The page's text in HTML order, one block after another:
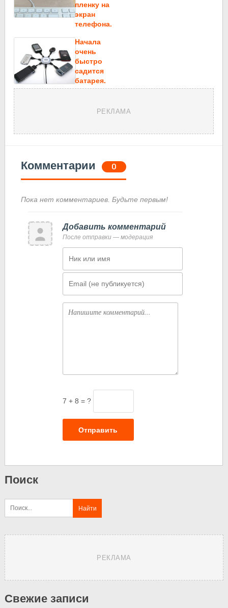
пленку на
экран
телефона.
Начала
очень
быстро
садится
батарея.
РЕКЛАМА
Комментарии 0
Пока нет комментариев. Будьте первым!
Добавить комментарий
После отправки — модерация
7 + 8 = ?
Отправить
Поиск
РЕКЛАМА
Свежие записи